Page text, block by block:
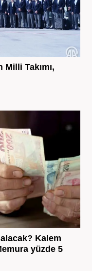
Takımı,
Kalem
yüzde 5